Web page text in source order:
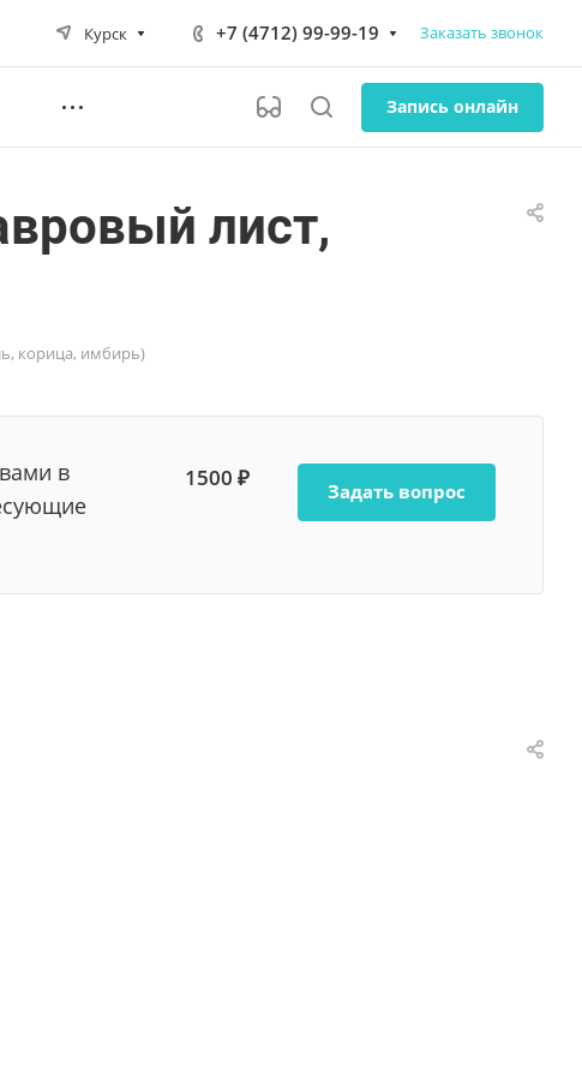
Курск +7 (4712) 99-99-19 Заказать звонок
Запись онлайн
лист,
корица, имбирь)
в
1500 ₽ Задать вопрос